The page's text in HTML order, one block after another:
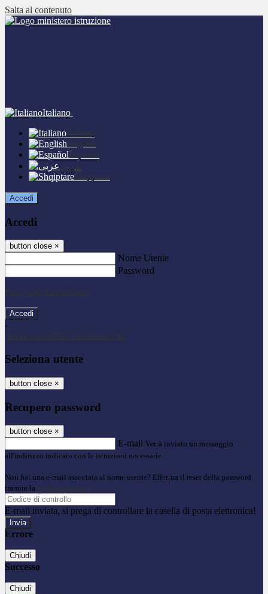
Salta al contenuto
Italiano
Italiano
English
Español
عربى
Shqiptare
Accedi
Accedi
button close ×
Nome Utente
Password
Password dimenticata?
-
Entra con SPID
Entra con CIE
Seleziona utente
button close ×
Recupero password
button close ×
E-mail Verrà inviato un messaggio
all'indirizzo indicato con le istruzioni necessarie.
Non hai una e-mail associata al nome utente? Effettua il reset della password
tramite la Login Spaggiari
E-mail inviata, si prega di controllare la casella di posta elettronica!
Errore
Chiudi
Successo
Chiudi